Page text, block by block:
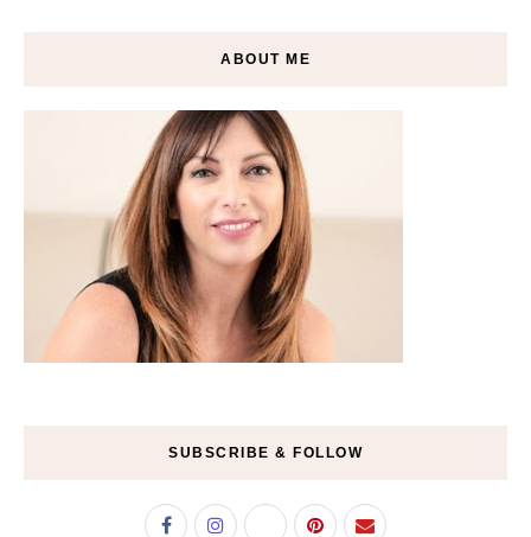
ABOUT ME
SUBSCRIBE & FOLLOW